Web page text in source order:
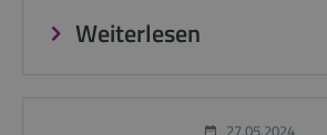
Weiterlesen
27.05.2024